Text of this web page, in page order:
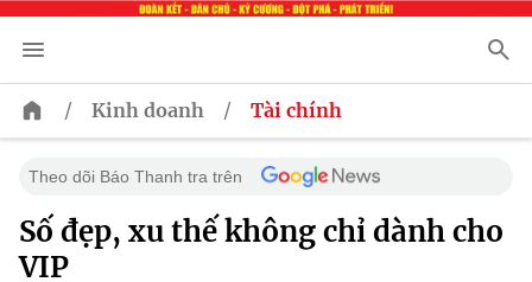
/ Kinh doanh / Tài chính
Theo dõi Báo Thanh tra trên
Số đẹp, xu thế không chỉ dành cho
VIP